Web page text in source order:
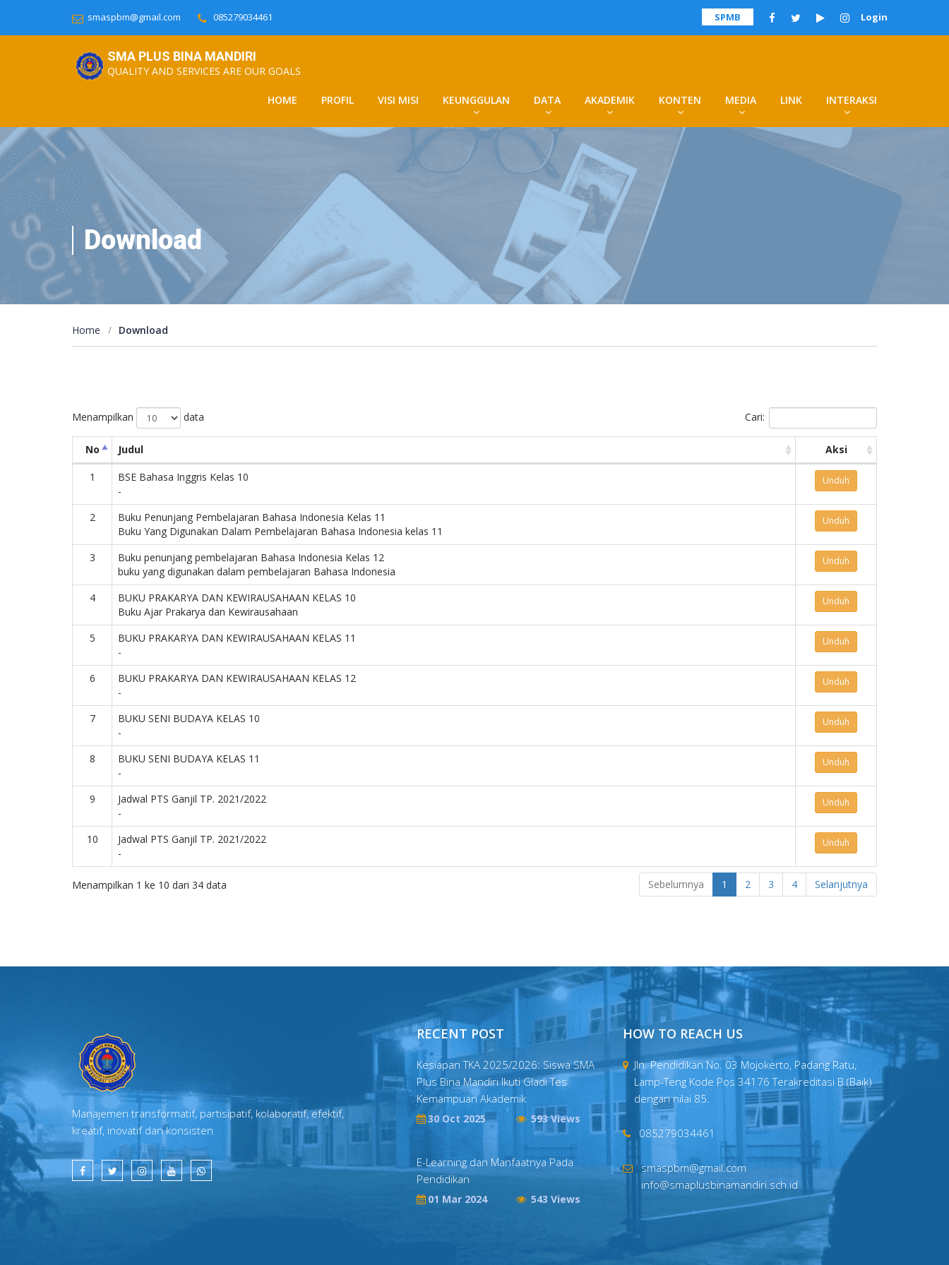
smaspbm@gmail.com 085279034461 SPMB Login
SMA PLUS BINA MANDIRI
QUALITY AND SERVICES ARE OUR GOALS
HOME PROFIL VISI MISI KEUNGGULAN DATA AKADEMIK KONTEN MEDIA LINK INTERAKSI
Download
Home Download
Menampilkan data Cari:
No Judul Aksi
1
BSE Bahasa Inggris Kelas 10
-
Unduh
2
Buku Penunjang Pembelajaran Bahasa Indonesia Kelas 11
Buku Yang Digunakan Dalam Pembelajaran Bahasa Indonesia kelas 11
Unduh
3
Buku penunjang pembelajaran Bahasa Indonesia Kelas 12
buku yang digunakan dalam pembelajaran Bahasa Indonesia
Unduh
4
BUKU PRAKARYA DAN KEWIRAUSAHAAN KELAS 10
Buku Ajar Prakarya dan Kewirausahaan
Unduh
5
BUKU PRAKARYA DAN KEWIRAUSAHAAN KELAS 11
-
Unduh
6
BUKU PRAKARYA DAN KEWIRAUSAHAAN KELAS 12
-
Unduh
7
BUKU SENI BUDAYA KELAS 10
-
Unduh
8
BUKU SENI BUDAYA KELAS 11
-
Unduh
9
Jadwal PTS Ganjil TP. 2021/2022
-
Unduh
10
Jadwal PTS Ganjil TP. 2021/2022
-
Unduh
Menampilkan 1 ke 10 dari 34 data Sebelumnya 1 2 3 4 Selanjutnya
Manajemen transformatif, partisipatif, kolaboratif, efektif,
kreatif, inovatif dan konsisten
RECENT POST
Kesiapan TKA 2025/2026: Siswa SMA
Plus Bina Mandiri Ikuti Gladi Tes
Kemampuan Akademik
30 Oct 2025 593 Views
E-Learning dan Manfaatnya Pada
Pendidikan
01 Mar 2024 543 Views
HOW TO REACH US
Jln. Pendidikan No. 03 Mojokerto, Padang Ratu,
Lamp-Teng Kode Pos 34176 Terakreditasi B (Baik)
dengan nilai 85.
085279034461
smaspbm@gmail.com
info@smaplusbinamandiri.sch.id